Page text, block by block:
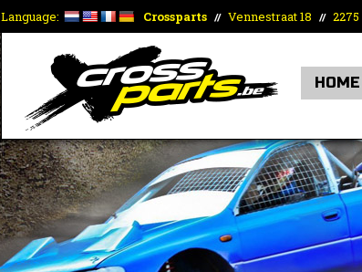
Language: Crossparts // Vennestraat 18 //
HOME